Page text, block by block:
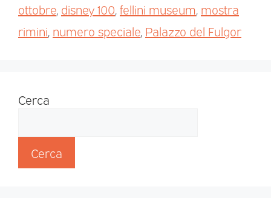
ottobre disney 100 fellini museum mostra
rimini numero speciale Palazzo del Fulgor
Cerca
Cerca